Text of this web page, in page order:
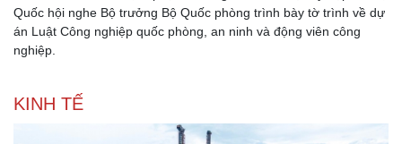
Quốc hội nghe Bộ trưởng Bộ Quốc phòng trình bày tờ trình về dự
án Luật Công nghiệp quốc phòng, an ninh và động viên công
nghiệp.
KINH TẾ